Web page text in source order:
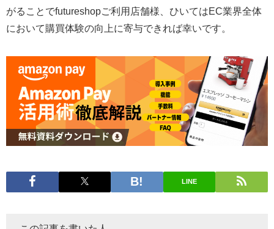
がることでfutureshopご利用店舗様、ひいてはEC業界全体
において購買体験の向上に寄与できれば幸いです。
LINE